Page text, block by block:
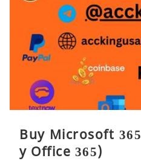
Buy Microsoft
y Office 365)